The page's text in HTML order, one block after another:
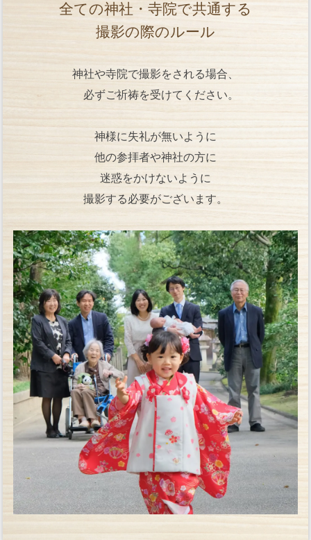
全ての神社・寺院で共通する
撮影の際のルール
神社や寺院で撮影をされる場合、
必ずご祈祷を受けてください。
神様に失礼が無いように
他の参拝者や神社の方に
迷惑をかけないように
撮影する必要がございます。